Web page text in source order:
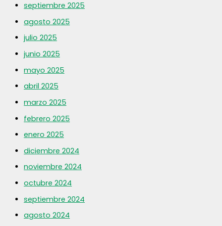
septiembre 2025
agosto 2025
julio 2025
junio 2025
mayo 2025
abril 2025
marzo 2025
febrero 2025
enero 2025
diciembre 2024
noviembre 2024
octubre 2024
septiembre 2024
agosto 2024